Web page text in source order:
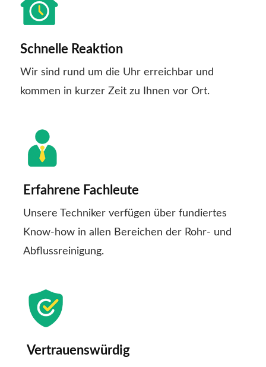
Schnelle Reaktion
Wir sind rund um die Uhr erreichbar und
kommen in kurzer Zeit zu Ihnen vor Ort.
Erfahrene Fachleute
Unsere Techniker verfügen über fundiertes
Know-how in allen Bereichen der Rohr- und
Abflussreinigung.
Vertrauenswürdig